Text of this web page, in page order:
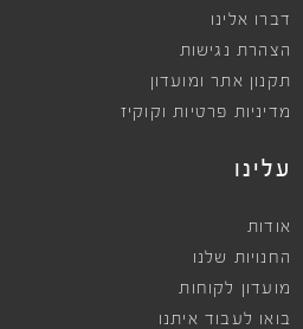
דברו אלינו
הצהרת נגישות
תקנון אתר ומועדון
מדיניות פרטיות וקוקיז
עלינו
אודות
החנויות שלנו
מועדון לקוחות
בואו לעבוד איתנו